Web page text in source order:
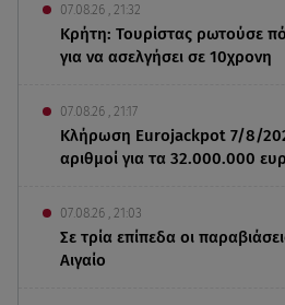
07.08.26 , 21:32
Κρήτη: Τουρίστας ρωτούσε
για να ασελγήσει σε 10χρονη
07.08.26 , 21:17
Κλήρωση Eurojackpot 7/8/
αριθμοί για τα 32.000.000
07.08.26 , 21:03
Σε τρία επίπεδα οι
Αιγαίο